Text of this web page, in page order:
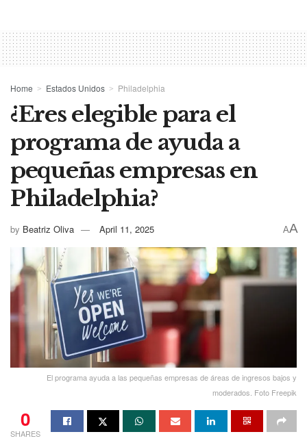
Home Estados Unidos Philadelphia
¿Eres elegible para el
programa de ayuda a
pequeñas empresas en
Philadelphia?
by Beatriz Oliva April 11, 2025 AA
El programa ayuda a las pequeñas empresas de áreas de ingresos bajos y
moderados. Foto Freepik
0
SHARES